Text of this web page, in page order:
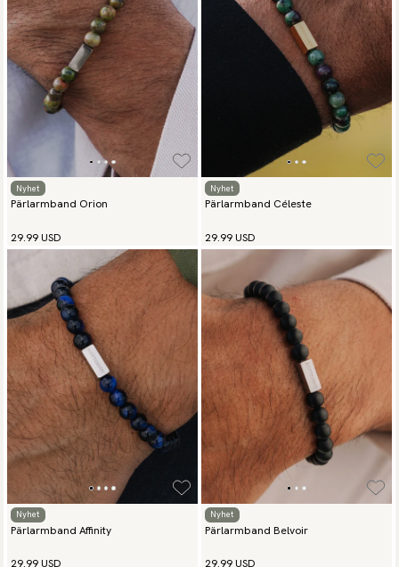
Nyhet
Pärlarmband Orion
29.99 USD
Nyhet
Pärlarmband Céleste
29.99 USD
Nyhet
Pärlarmband Affinity
29.99 USD
Nyhet
Pärlarmband Belvoir
29.99 USD